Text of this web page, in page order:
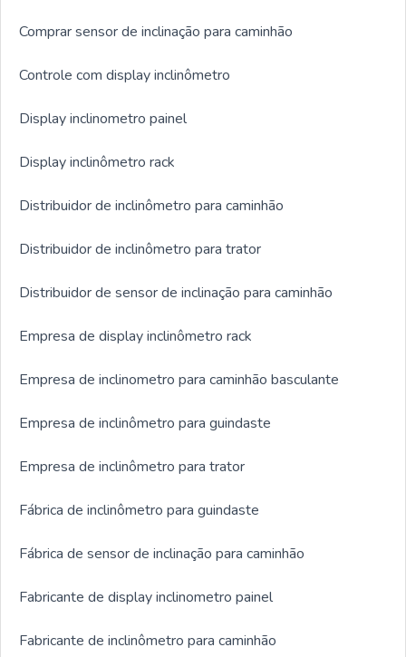
Comprar sensor de inclinação para caminhão
Controle com display inclinômetro
Display inclinometro painel
Display inclinômetro rack
Distribuidor de inclinômetro para caminhão
Distribuidor de inclinômetro para trator
Distribuidor de sensor de inclinação para caminhão
Empresa de display inclinômetro rack
Empresa de inclinometro para caminhão basculante
Empresa de inclinômetro para guindaste
Empresa de inclinômetro para trator
Fábrica de inclinômetro para guindaste
Fábrica de sensor de inclinação para caminhão
Fabricante de display inclinometro painel
Fabricante de inclinômetro para caminhão